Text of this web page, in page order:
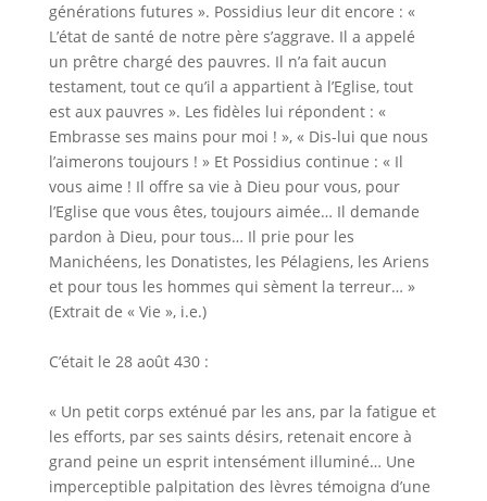
générations futures ». Possidius leur dit encore : «
L’état de santé de notre père s’aggrave. Il a appelé
un prêtre chargé des pauvres. Il n’a fait aucun
testament, tout ce qu’il a appartient à l’Eglise, tout
est aux pauvres ». Les fidèles lui répondent : «
Embrasse ses mains pour moi ! », « Dis-lui que nous
l’aimerons toujours ! » Et Possidius continue : « Il
vous aime ! Il offre sa vie à Dieu pour vous, pour
l’Eglise que vous êtes, toujours aimée… Il demande
pardon à Dieu, pour tous… Il prie pour les
Manichéens, les Donatistes, les Pélagiens, les Ariens
et pour tous les hommes qui sèment la terreur… »
(Extrait de « Vie », i.e.)
C’était le 28 août 430 :
« Un petit corps exténué par les ans, par la fatigue et
les efforts, par ses saints désirs, retenait encore à
grand peine un esprit intensément illuminé… Une
imperceptible palpitation des lèvres témoigna d’une